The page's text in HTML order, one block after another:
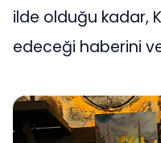
ilde olduğu kadar,
edeceği haberini